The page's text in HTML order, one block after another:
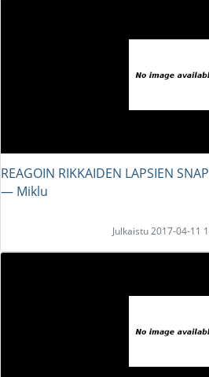
REAGOIN RIKKAIDEN LAPSIEN
― Miklu
Julkaistu 2017-04-11